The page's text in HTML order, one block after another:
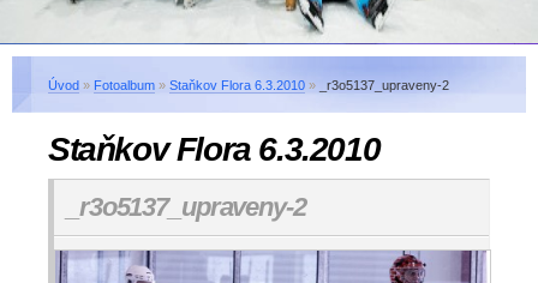
Úvod » Fotoalbum » Staňkov Flora 6.3.2010 » _r3o5137_upraveny-2
Staňkov Flora 6.3.2010
_r3o5137_upraveny-2